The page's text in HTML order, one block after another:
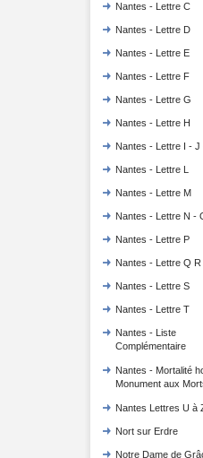
Nantes - Lettre C
Nantes - Lettre D
Nantes - Lettre E
Nantes - Lettre F
Nantes - Lettre G
Nantes - Lettre H
Nantes - Lettre I - J
Nantes - Lettre L
Nantes - Lettre M
Nantes - Lettre N -
Nantes - Lettre P
Nantes - Lettre Q R
Nantes - Lettre S
Nantes - Lettre T
Nantes - Liste
Complémentaire
Nantes - Mortalité
Monument aux
Nantes Lettres U à
Nort sur Erdre
Notre Dame de